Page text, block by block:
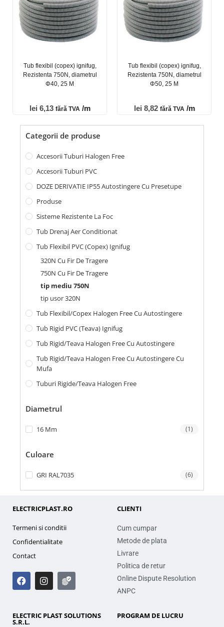
Categorii de produse
Accesorii Tuburi Halogen Free
Accesorii Tuburi PVC
DOZE DERIVATIE IP55 Autostingere Cu Presetupe
Produse
Sisteme Rezistente La Foc
Tub Drenaj Aer Conditionat
Tub Flexibil PVC (copex) Ignifug
320N Cu Fir De Tragere
750N Cu Fir De Tragere
tip mediu 750N
tip usor 320N
Tub Flexibil/Copex Halogen Free Cu Autostingere
Tub Rigid PVC (teava) Ignifug
Tub Rigid/Teava Halogen Free Cu Autostingere
Tub Rigid/Teava Halogen Free Cu Autostingere Cu
Mufa
Tuburi Rigide/teava Halogen Free
Diametrul
16 Mm (1)
Culoare
GRI RAL7035 (6)
Tub flexibil (copex) ignifug,
Rezistenta 750N, diametrul
Φ40, 25 M
lei 6,13 fără TVA /m
Tub flexibil (copex) ignifug,
Rezistenta 750N, diametrul
Φ50, 25 M
lei 8,82 fără TVA /m
ELECTRICPLAST.RO
Termeni si conditii
Confidentialitate
Contact
CLIENTI
Cum cumpar
Metode de plata
Livrare
Politica de retur
Online Dispute Resolution
ANPC
ELECTRIC PLAST SOLUTIONS
S.R.L.
PROGRAM DE LUCRU